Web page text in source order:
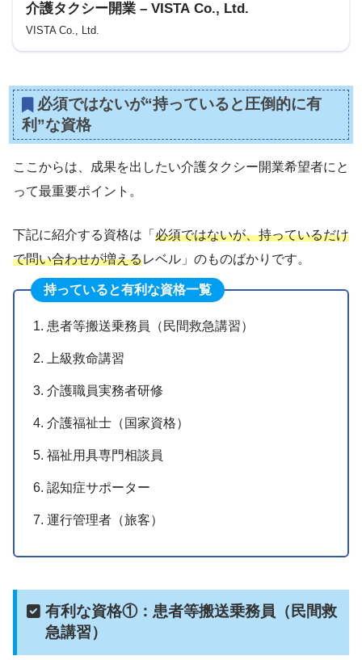
介護タクシー開業 – VISTA Co., Ltd.
VISTA Co., Ltd.
必須ではないが“持っていると圧倒的に有
利”な資格
ここからは、成果を出したい介護タクシー開業希望者にと
って最重要ポイント。
下記に紹介する資格は「 必須ではないが、持っているだけ
で問い合わせが増えるレベル」のものばかりです。
持っていると有利な資格一覧
患者等搬送乗務員（民間救急講習）
上級救命講習
介護職員実務者研修
介護福祉士（国家資格）
福祉用具専門相談員
認知症サポーター
運行管理者（旅客）
有利な資格①：患者等搬送乗務員（民間救
急講習）